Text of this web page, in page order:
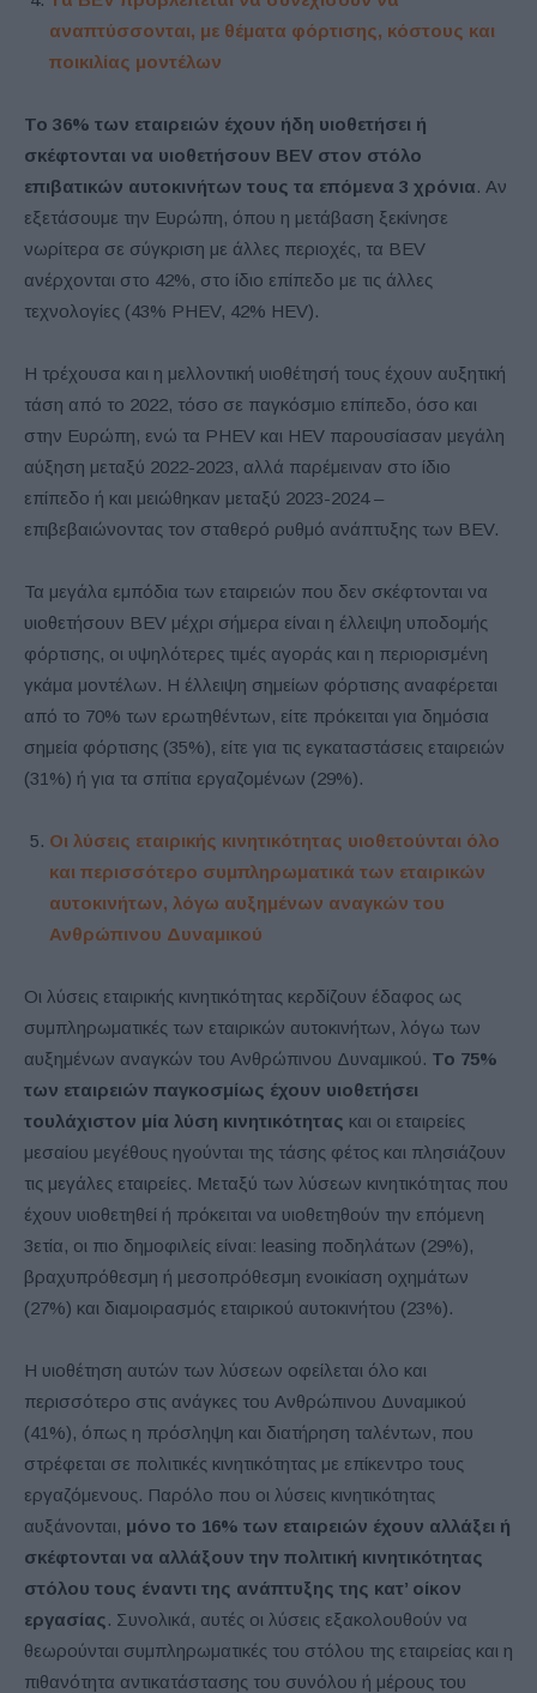
αναπτύσσονται, με θέματα φόρτισης, κόστους και
ποικιλίας μοντέλων
Το 36% των εταιρειών έχουν ήδη υιοθετήσει ή
σκέφτονται να υιοθετήσουν BEV στον στόλο
επιβατικών αυτοκινήτων τους τα επόμενα 3 χρόνια. Αν
εξετάσουμε την Ευρώπη, όπου η μετάβαση ξεκίνησε
νωρίτερα σε σύγκριση με άλλες περιοχές, τα BEV
ανέρχονται στο 42%, στο ίδιο επίπεδο με τις άλλες
τεχνολογίες (43% PHEV, 42% HEV).
Η τρέχουσα και η μελλοντική υιοθέτησή τους έχουν αυξητική
τάση από το 2022, τόσο σε παγκόσμιο επίπεδο, όσο και
στην Ευρώπη, ενώ τα PHEV και HEV παρουσίασαν μεγάλη
αύξηση μεταξύ 2022-2023, αλλά παρέμειναν στο ίδιο
επίπεδο ή και μειώθηκαν μεταξύ 2023-2024 –
επιβεβαιώνοντας τον σταθερό ρυθμό ανάπτυξης των BEV.
Τα μεγάλα εμπόδια των εταιρειών που δεν σκέφτονται να
υιοθετήσουν BEV μέχρι σήμερα είναι η έλλειψη υποδομής
φόρτισης, οι υψηλότερες τιμές αγοράς και η περιορισμένη
γκάμα μοντέλων. Η έλλειψη σημείων φόρτισης αναφέρεται
από το 70% των ερωτηθέντων, είτε πρόκειται για δημόσια
σημεία φόρτισης (35%), είτε για τις εγκαταστάσεις εταιρειών
(31%) ή για τα σπίτια εργαζομένων (29%).
Οι λύσεις εταιρικής κινητικότητας υιοθετούνται όλο
και περισσότερο συμπληρωματικά των εταιρικών
αυτοκινήτων, λόγω αυξημένων αναγκών του
Ανθρώπινου Δυναμικού
Οι λύσεις εταιρικής κινητικότητας κερδίζουν έδαφος ως
συμπληρωματικές των εταιρικών αυτοκινήτων, λόγω των
αυξημένων αναγκών του Ανθρώπινου Δυναμικού. Το 75%
των εταιρειών παγκοσμίως έχουν υιοθετήσει
τουλάχιστον μία λύση κινητικότητας και οι εταιρείες
μεσαίου μεγέθους ηγούνται της τάσης φέτος και πλησιάζουν
τις μεγάλες εταιρείες. Μεταξύ των λύσεων κινητικότητας που
έχουν υιοθετηθεί ή πρόκειται να υιοθετηθούν την επόμενη
3ετία, οι πιο δημοφιλείς είναι: leasing ποδηλάτων (29%),
βραχυπρόθεσμη ή μεσοπρόθεσμη ενοικίαση οχημάτων
(27%) και διαμοιρασμός εταιρικού αυτοκινήτου (23%).
Η υιοθέτηση αυτών των λύσεων οφείλεται όλο και
περισσότερο στις ανάγκες του Ανθρώπινου Δυναμικού
(41%), όπως η πρόσληψη και διατήρηση ταλέντων, που
στρέφεται σε πολιτικές κινητικότητας με επίκεντρο τους
εργαζόμενους. Παρόλο που οι λύσεις κινητικότητας
αυξάνονται, μόνο το 16% των εταιρειών έχουν αλλάξει ή
σκέφτονται να αλλάξουν την πολιτική κινητικότητας
στόλου τους έναντι της ανάπτυξης της κατ’ οίκον
εργασίας . Συνολικά, αυτές οι λύσεις εξακολουθούν να
θεωρούνται συμπληρωματικές του στόλου της εταιρείας και η
πιθανότητα αντικατάστασης του συνόλου ή μέρους του